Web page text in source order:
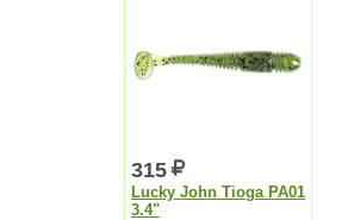
315
Lucky John Tioga PA01
3.4"